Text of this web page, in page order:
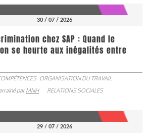
30 / 07 / 2026
chez SAP : Quand le
se heurte aux inégalités entre
ORGANISATION DU TRAVAIL
parMNH RELATIONS SOCIALES
29 / 07 / 2026